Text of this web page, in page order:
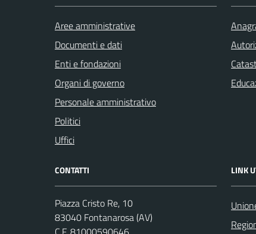
Aree amministrative
Documenti e dati
Enti e fondazioni
Organi di governo
Personale amministrativo
Politici
Uffici
CONTATTI
Piazza Cristo Re, 10
83040 Fontanarosa (AV)
LINK